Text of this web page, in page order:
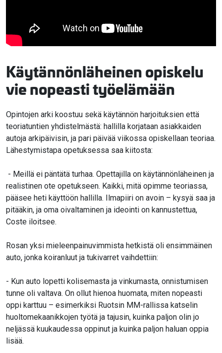
Käytännönläheinen opiskelu
vie nopeasti työelämään
Opintojen arki koostuu sekä käytännön harjoituksien että
teoriatuntien yhdistelmästä: hallilla korjataan asiakkaiden
autoja arkipäivisin, ja pari päivää viikossa opiskellaan teoriaa.
Lähestymistapa opetuksessa saa kiitosta:
- Meillä ei päntätä turhaa. Opettajilla on käytännönläheinen ja
realistinen ote opetukseen. Kaikki, mitä opimme teoriassa,
pääsee heti käyttöön hallilla. Ilmapiiri on avoin – kysyä saa ja
pitääkin, ja oma oivaltaminen ja ideointi on kannustettua,
Coste iloitsee.
Rosan yksi mieleenpainuvimmista hetkistä oli ensimmäinen
auto, jonka koiranluut ja tukivarret vaihdettiin:
- Kun auto lopetti kolisemasta ja vinkumasta, onnistumisen
tunne oli valtava. On ollut hienoa huomata, miten nopeasti
oppi karttuu – esimerkiksi Ruotsin MM-rallissa katselin
huoltomekaanikkojen työtä ja tajusin, kuinka paljon olin jo
neljässä kuukaudessa oppinut ja kuinka paljon haluan oppia
lisää.